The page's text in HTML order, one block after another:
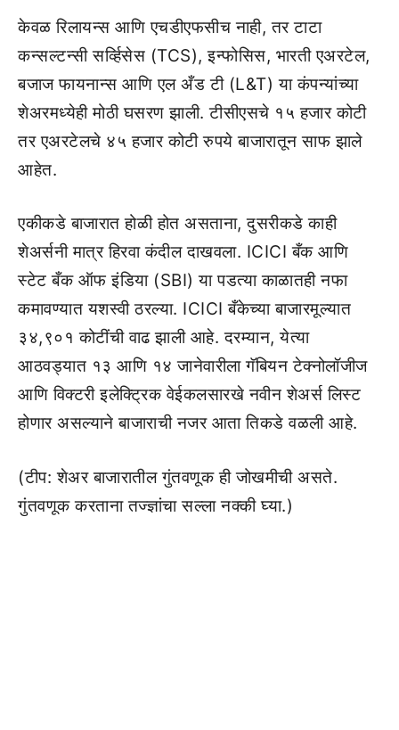
केवळ रिलायन्स आणि एचडीएफसीच नाही, तर टाटा
कन्सल्टन्सी सर्व्हिसेस (TCS), इन्फोसिस, भारती एअरटेल,
बजाज फायनान्स आणि एल अँड टी (L&T) या कंपन्यांच्या
शेअरमध्येही मोठी घसरण झाली. टीसीएसचे १५ हजार कोटी
तर एअरटेलचे ४५ हजार कोटी रुपये बाजारातून साफ झाले
आहेत.
एकीकडे बाजारात होळी होत असताना, दुसरीकडे काही
शेअर्सनी मात्र हिरवा कंदील दाखवला. ICICI बँक आणि
स्टेट बँक ऑफ इंडिया (SBI) या पडत्या काळातही नफा
कमावण्यात यशस्वी ठरल्या. ICICI बँकेच्या बाजारमूल्यात
३४,९०१ कोटींची वाढ झाली आहे. दरम्यान, येत्या
आठवड्यात १३ आणि १४ जानेवारीला गॅबियन टेक्नोलॉजीज
आणि विक्टरी इलेक्ट्रिक वेईकलसारखे नवीन शेअर्स लिस्ट
होणार असल्याने बाजाराची नजर आता तिकडे वळली आहे.
(टीप: शेअर बाजारातील गुंतवणूक ही जोखमीची असते.
गुंतवणूक करताना तज्ज्ञांचा सल्ला नक्की घ्या.)